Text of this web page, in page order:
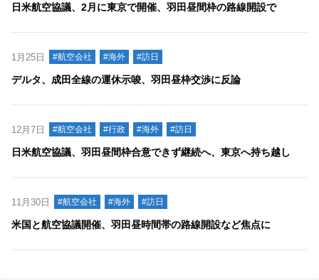
日米航空協議、2月に東京で開催、羽田昼間枠の路線開設で
1月25日 #航空会社 #海外 #訪日
デルタ、成田全線の運休示唆、羽田昼枠交渉に反論
12月7日 #航空会社 #行政 #海外 #訪日
日米航空協議、羽田昼間枠合意できず継続へ、東京へ持ち越し
11月30日 #航空会社 #海外 #訪日
米国と航空協議開催、羽田昼時間帯の路線開設など焦点に